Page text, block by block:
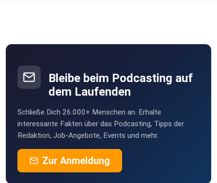
Bleibe beim Podcasting auf
dem Laufenden
Schließe Dich 26.000+ Menschen an. Erhalte
interessante Fakten über das Podcasting, Tipps der
Redaktion, Job-Angebote, Events und mehr.
Zur Anmeldung